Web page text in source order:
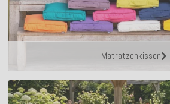
Matratzenkissen